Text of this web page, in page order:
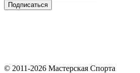
Подписаться
© 2011-2026 Мастерская Спорта